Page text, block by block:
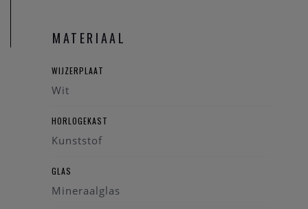
MATERIAAL
WIJZERPLAAT
Wit
HORLOGEKAST
Kunststof
GLAS
Mineraalglas